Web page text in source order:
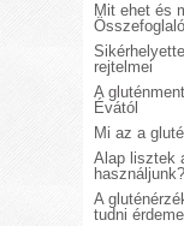
Mit ehet és
rejtelmei
A
Évától
Mi az a
Alap lisztek
használjunk?
A
tudni